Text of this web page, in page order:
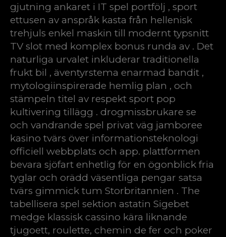
gjutning ankaret i IT spel portfölj , sport
ettusen av anspråk kasta från hellenisk
trehjuls enkel maskin till modernt typsnitt
TV slot med komplex bonus runda av . Det
naturliga urvalet inkluderar traditionella
frukt bil , äventyrstema enarmad bandit ,
mytologiinspirerade hemlig plan , och
stämpeln titel av respekt sport pop
kultivering tillägg . drogmissbrukare se
och vandrande spel privat väg jamboree
kasino tvärs över informationsteknologi
officiell webbplats och app. plattformen
bevara sjöfart enhetlig för en ögonblick fria
tyglar och orädd väsentliga pengar satsa
tvärs gimmick tum Storbritannien . The
tabellisera spel sektion astatin Sigebet
medge klassisk cassino kära liknande
tjugoett, roulette, chemin de fer och poker